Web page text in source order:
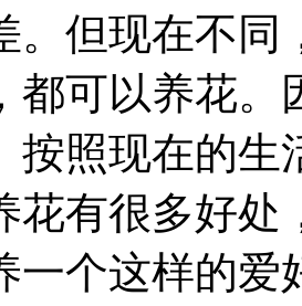
。但现在不同
都可以养花。
按照现在的生
花有很多好
一个这样的